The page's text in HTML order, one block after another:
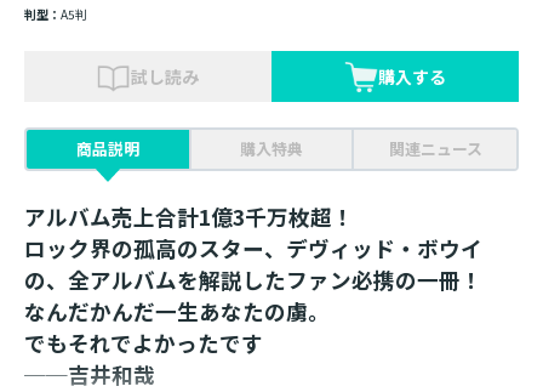
判型： A5判
試し読み 購入する
商品説明 購入特典 関連ニュース
アルバム売上合計1億3千万枚超！
ロック界の孤高のスター、デヴィッド・ボウイ
の、全アルバムを解説したファン必携の一冊！
なんだかんだ一生あなたの虜。
でもそれでよかったです
──吉井和哉